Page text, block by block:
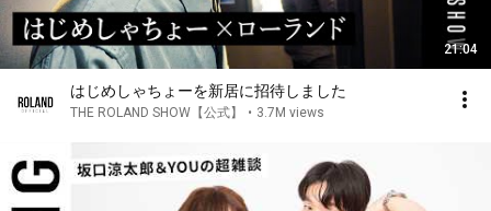
21:04
はじめしゃちょーを新居に招待しました
THE ROLAND SHOW【公式】 • 3.7M views